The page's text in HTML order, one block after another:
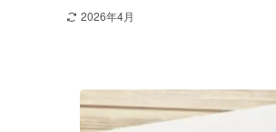
2026年4月